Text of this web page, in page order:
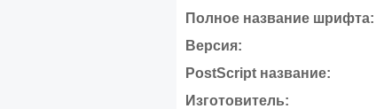
Полное название шрифта:
Версия:
PostScript название:
Изготовитель: